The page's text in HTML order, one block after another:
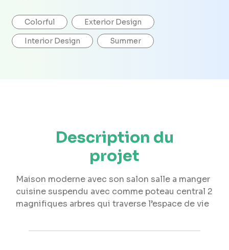
Colorful Exterior Design
Interior Design Summer
Description du
projet
Maison moderne avec son salon salle a manger
cuisine suspendu avec comme poteau central 2
magnifiques arbres qui traverse l’espace de vie